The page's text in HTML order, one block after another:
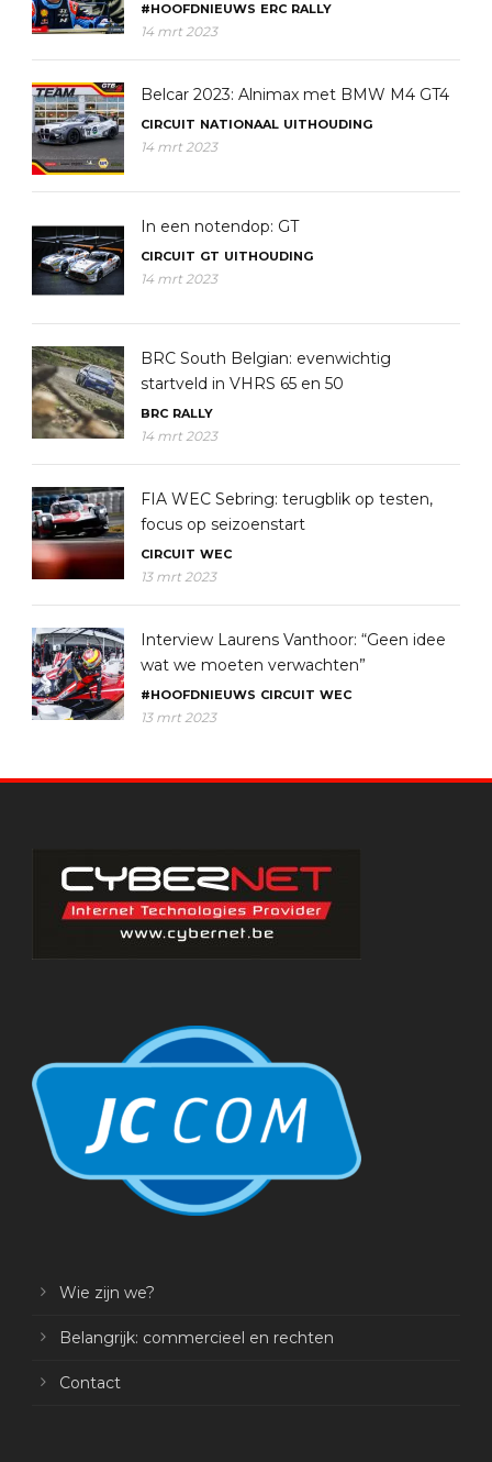
#HOOFDNIEUWS ERC RALLY
14 mrt 2023
Belcar 2023: Alnimax met BMW M4 GT4
CIRCUIT NATIONAAL UITHOUDING
14 mrt 2023
In een notendop: GT
CIRCUIT GT UITHOUDING
14 mrt 2023
BRC South Belgian: evenwichtig
startveld in VHRS 65 en 50
BRC RALLY
14 mrt 2023
FIA WEC Sebring: terugblik op testen,
focus op seizoenstart
CIRCUIT WEC
13 mrt 2023
Interview Laurens Vanthoor: “Geen idee
wat we moeten verwachten”
#HOOFDNIEUWS CIRCUIT WEC
13 mrt 2023
Wie zijn we?
Belangrijk: commercieel en rechten
Contact